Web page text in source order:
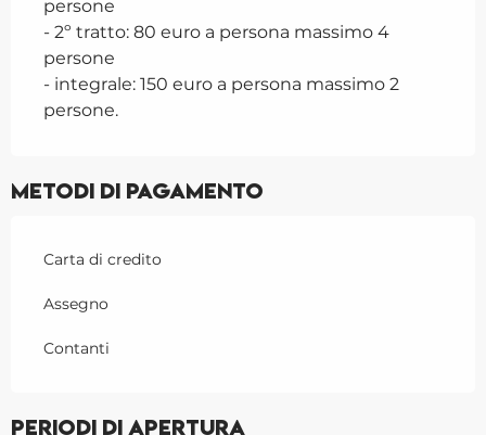
persone
- 2º tratto: 80 euro a persona massimo 4
persone
- integrale: 150 euro a persona massimo 2
persone.
Metodi di pagamento
Carta di credito
Assegno
Contanti
Periodi di apertura